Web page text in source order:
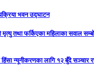
भवन उद्घाटन
मृत्यु तथा फर्किएका महिलाका सवाल
न्यूनीकरणका लागि १२ बुँदे सञ्चार